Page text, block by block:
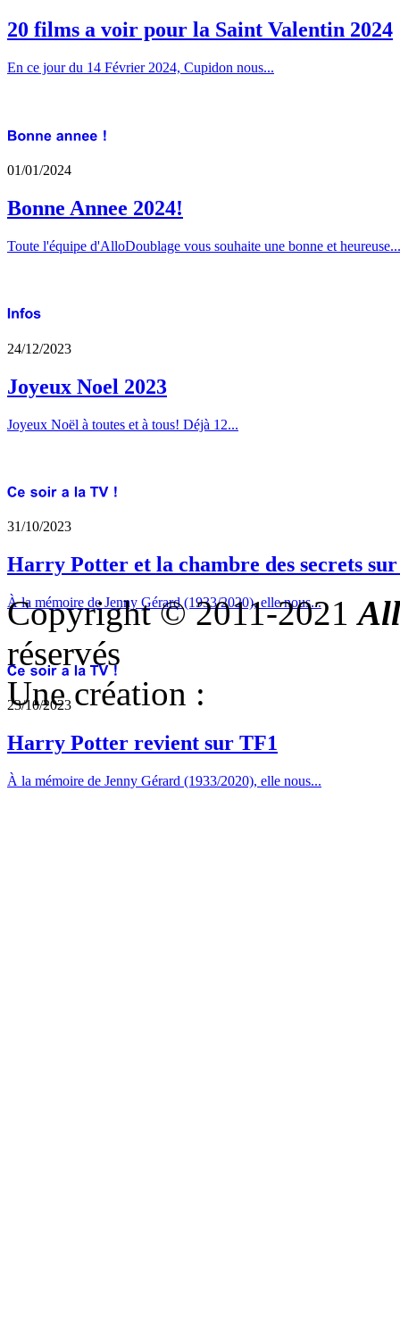
20 films a voir pour la Saint Valentin 2024
En ce jour du 14 Février 2024, Cupidon nous...
01/01/2024
Bonne Annee 2024!
Toute l'équipe d'AlloDoublage vous souhaite une bonne et heureuse...
24/12/2023
Joyeux Noel 2023
Joyeux Noël à toutes et à tous! Déjà 12...
31/10/2023
Harry Potter et la chambre des secrets
À la mémoire de Jenny Gérard (1933/2020), elle nous...
23/10/2023
Harry Potter revient sur TF1
À la mémoire de Jenny Gérard (1933/2020), elle nous...
Copyright © 2011-2021
réservés
Une création :